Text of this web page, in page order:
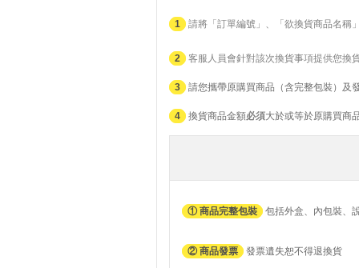
1 請將「訂單編號」、「欲換貨商品名稱
2 客服人員會針對該次換貨事項提供您換
3 請您攜帶原購買商品（含完整包裝）及
4 換貨商品金額必須大於或等於原購買商
① 商品完整包裝 包括外盒、內包裝、
② 商品發票 發票遺失恕不得退換貨